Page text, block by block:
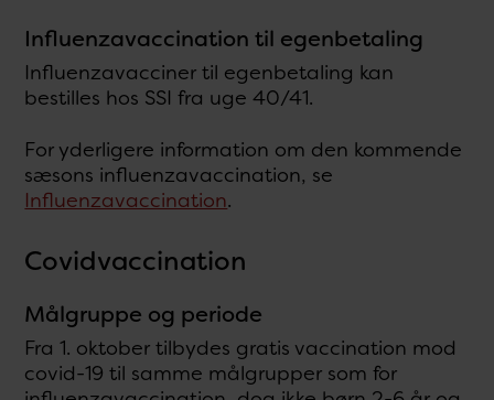
Influenzavaccination til egenbetaling
Influenzavacciner til egenbetaling kan
bestilles hos SSI fra uge 40/41.
For yderligere information om den kommende
sæsons influenzavaccination, se
Influenzavaccination.
Covidvaccination
Målgruppe og periode
Fra 1. oktober tilbydes gratis vaccination mod
covid-19 til samme målgrupper som for